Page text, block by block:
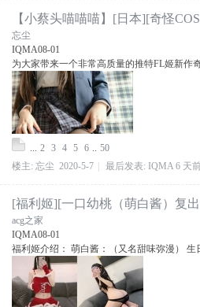
【小蔡头喵喵喵】[日本][奇怪
忘尘
IQMA08-01
为大家带来一个非常高质量的推特FL姬新作
... 2 3 4 5 6 .. 50
楼主: 忘尘 2020-5-7 最后发表: IQMA 6 天
[福利姬][一口幼桃（萌白酱）复
acg之家
IQMA08-01
福利姬介绍： 萌白酱：（又名甜味弥漫） 生